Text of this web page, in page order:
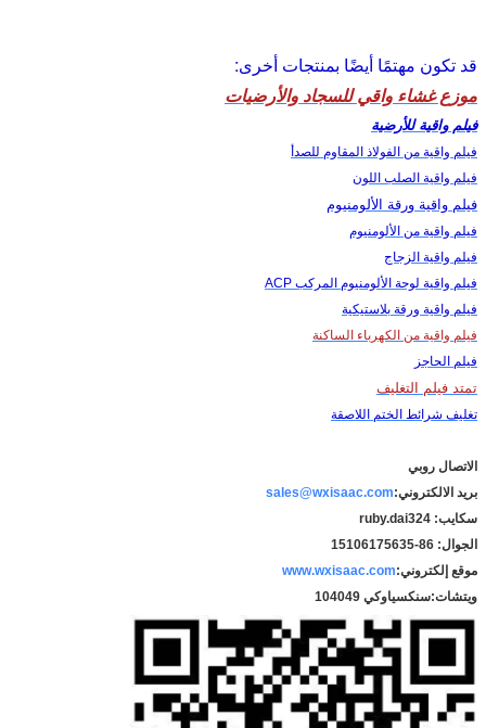
قد تكون مهتمًا أيضًا بمنتجات أخرى:
موزع غشاء واقي للسجاد والأرضيات
فيلم واقية للأرضية
فيلم واقية من الفولاذ المقاوم للصدأ
فيلم واقية الصلب اللون
فيلم واقية ورقة الألومنيوم
فيلم واقية من الألومنيوم
فيلم واقية الزجاج
فيلم واقية لوحة الألومنيوم المركب ACP
فيلم واقية ورقة بلاستيكية
فيلم واقية من الكهرباء الساكنة
فيلم الحاجز
تمتد فيلم التغليف
تغليف شرائط الختم اللاصقة
الاتصال روبي
بريد الالكتروني:sales@wxisaac.com
سكايب: ruby.dai324
الجوال: 86-15106175635
موقع إلكتروني:www.wxisaac.com
ويتشات:سنكسياوكي 104049